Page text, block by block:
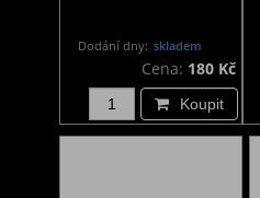
Dodání dny: skladem
Cena: 180 Kč
Koupit